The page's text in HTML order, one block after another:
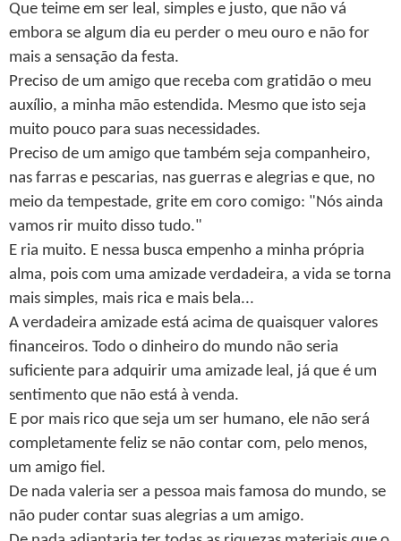
Que teime em ser leal, simples e justo, que não vá
embora se algum dia eu perder o meu ouro e não for
mais a sensação da festa.
Preciso de um amigo que receba com gratidão o meu
auxílio, a minha mão estendida. Mesmo que isto seja
muito pouco para suas necessidades.
Preciso de um amigo que também seja companheiro,
nas farras e pescarias, nas guerras e alegrias e que, no
meio da tempestade, grite em coro comigo: "Nós ainda
vamos rir muito disso tudo."
E ria muito. E nessa busca empenho a minha própria
alma, pois com uma amizade verdadeira, a vida se torna
mais simples, mais rica e mais bela...
A verdadeira amizade está acima de quaisquer valores
financeiros. Todo o dinheiro do mundo não seria
suficiente para adquirir uma amizade leal, já que é um
sentimento que não está à venda.
E por mais rico que seja um ser humano, ele não será
completamente feliz se não contar com, pelo menos,
um amigo fiel.
De nada valeria ser a pessoa mais famosa do mundo, se
não puder contar suas alegrias a um amigo.